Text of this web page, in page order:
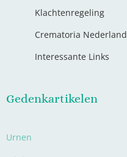
Klachtenregeling
Crematoria Nederland
Interessante Links
Gedenkartikelen
Urnen